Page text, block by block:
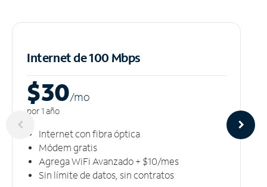
Internet de 100 Mbps
$30/mo
por 1 año
Internet con fibra óptica
Módem gratis
Agrega WiFi Avanzado + $10/mes
Sin límite de datos, sin contratos